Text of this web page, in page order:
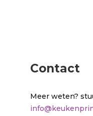
Contact
Meer weten?